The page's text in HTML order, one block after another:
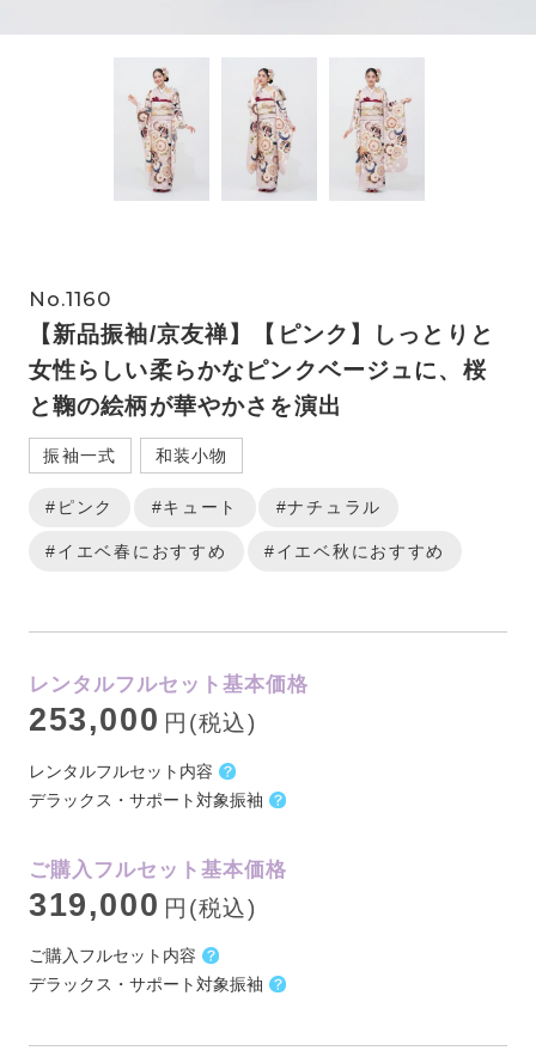
No.1160
【新品振袖/京友禅】【ピンク】しっとりと
女性らしい柔らかなピンクベージュに、桜
と鞠の絵柄が華やかさを演出
振袖一式 和装小物
#ピンク #キュート #ナチュラル
#イエベ春におすすめ #イエベ秋におすすめ
レンタルフルセット基本価格
253,000 円(税込)
レンタルフルセット内容
デラックス・サポート対象振袖
ご購入フルセット基本価格
319,000 円(税込)
ご購入フルセット内容
デラックス・サポート対象振袖